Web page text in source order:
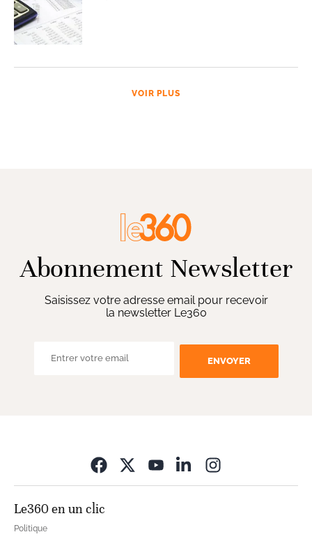
VOIR PLUS
Abonnement Newsletter
Saisissez votre adresse email pour recevoir
la newsletter Le360
ENVOYER
Le360 en un clic
Politique